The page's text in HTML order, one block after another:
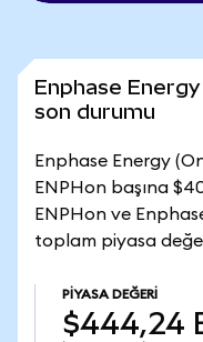
Enphase
son durumu
Enphase Energy
ENPHon başına
ENPHon ve
toplam piyasa
PIYASA DEĞERI
$444,24